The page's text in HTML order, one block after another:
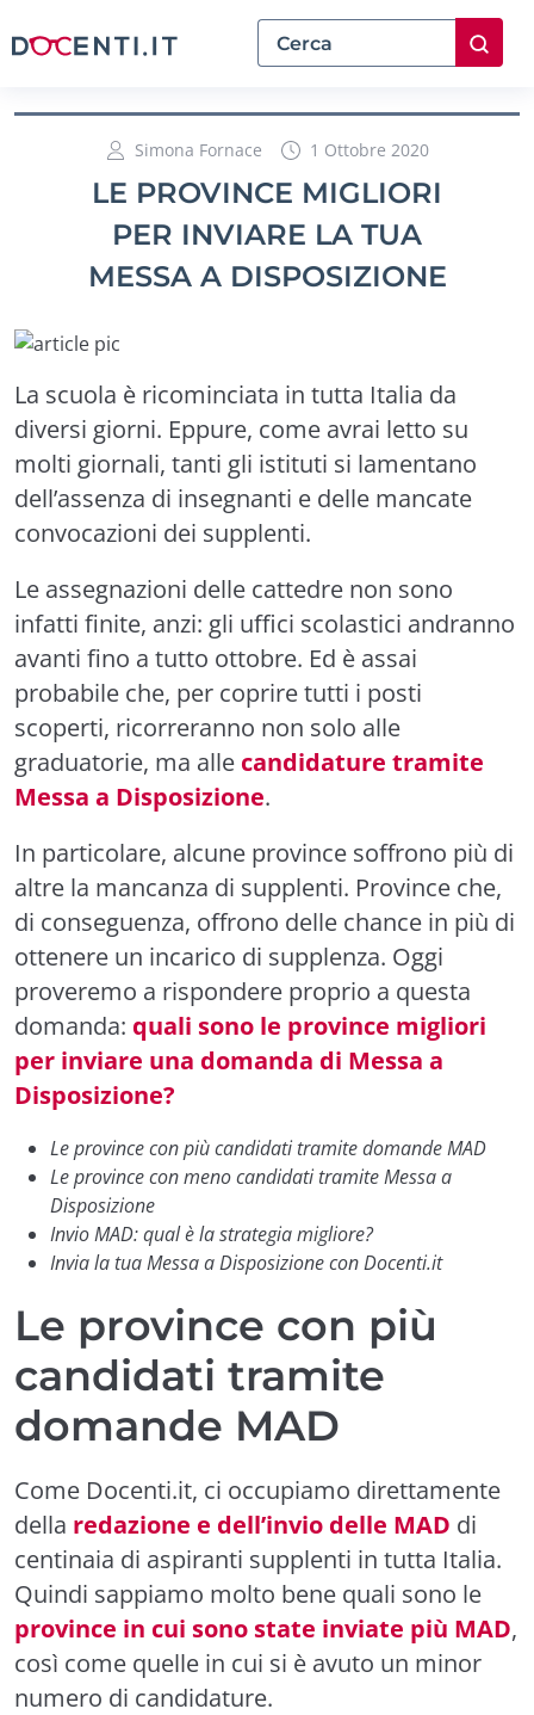
Simona Fornace 1 Ottobre 2020
LE PROVINCE MIGLIORI
PER INVIARE LA TUA
MESSA A DISPOSIZIONE
La scuola è ricominciata in tutta Italia da
diversi giorni. Eppure, come avrai letto su
molti giornali, tanti gli istituti si lamentano
dell’assenza di insegnanti e delle mancate
convocazioni dei supplenti.
Le assegnazioni delle cattedre non sono
infatti finite, anzi: gli uffici scolastici andranno
avanti fino a tutto ottobre. Ed è assai
probabile che, per coprire tutti i posti
scoperti, ricorreranno non solo alle
graduatorie, ma alle candidature tramite
Messa a Disposizione.
In particolare, alcune province soffrono più di
altre la mancanza di supplenti. Province che,
di conseguenza, offrono delle chance in più di
ottenere un incarico di supplenza. Oggi
proveremo a rispondere proprio a questa
domanda: quali sono le province migliori
per inviare una domanda di Messa a
Disposizione?
Le province con più candidati tramite domande MAD
Le province con meno candidati tramite Messa a
Disposizione
Invio MAD: qual è la strategia migliore?
Invia la tua Messa a Disposizione con Docenti.it
Le province con più
candidati tramite
domande MAD
Come Docenti.it, ci occupiamo direttamente
della redazione e dell’invio delle MAD di
centinaia di aspiranti supplenti in tutta Italia.
Quindi sappiamo molto bene quali sono le
province in cui sono state inviate più MAD,
così come quelle in cui si è avuto un minor
numero di candidature.